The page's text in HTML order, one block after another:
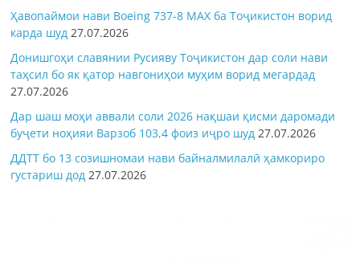
Ҳавопаймои нави Boeing 737-8 MAX ба Тоҷикистон ворид
карда шуд 27.07.2026
Донишгоҳи славянии Русияву Тоҷикистон дар соли нави
таҳсил бо як қатор навгониҳои муҳим ворид мегардад
27.07.2026
Дар шаш моҳи аввали соли 2026 нақшаи қисми даромади
буҷети ноҳияи Варзоб 103,4 фоиз иҷро шуд 27.07.2026
ДДТТ бо 13 созишномаи нави байналмилалӣ ҳамкориро
густариш дод 27.07.2026